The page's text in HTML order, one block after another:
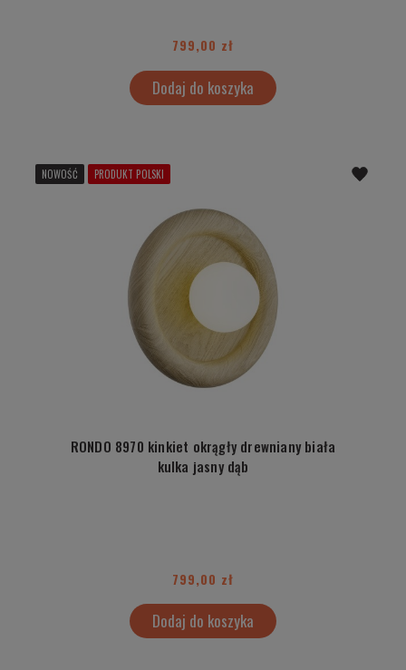
799,00 zł
Dodaj do koszyka
RONDO 8970 kinkiet okrągły drewniany biała
kulka jasny dąb
799,00 zł
Dodaj do koszyka
NOWOŚĆ PRODUKT POLSKI